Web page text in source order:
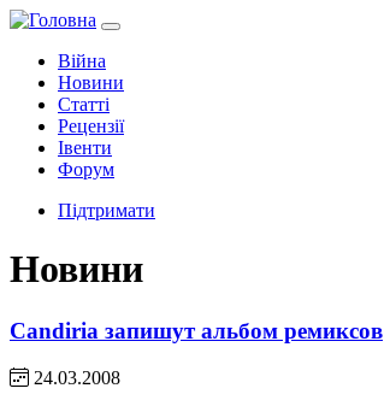
Війна
Новини
Статті
Рецензії
Івенти
Форум
Підтримати
Новини
Candiria запишут альбом ремиксов
24.03.2008